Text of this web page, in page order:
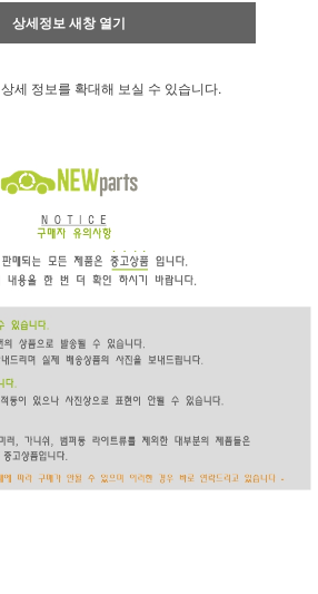
상세정보 새창 열기
상세 정보를 확대해 보실 수 있습니다.